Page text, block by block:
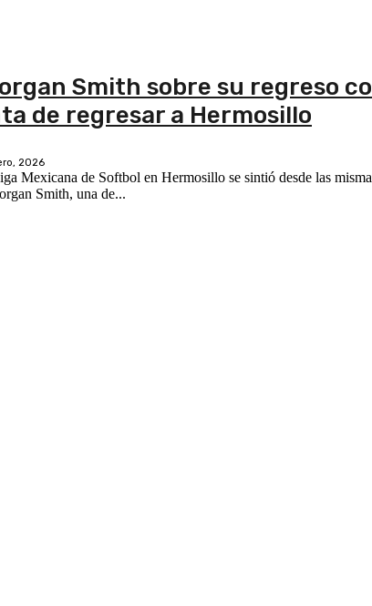
Smith sobre su regreso
de regresar a Hermosillo
2026
Mexicana de Softbol en Hermosillo se sintió desde las
es Morgan Smith, una de...